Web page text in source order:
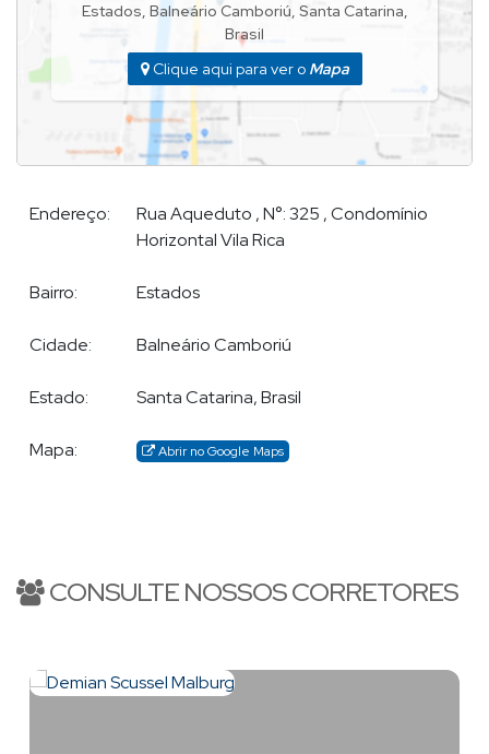
Estados, Balneário Camboriú, Santa Catarina,
Brasil
Clique aqui para ver o Mapa
Endereço: Rua Aqueduto ,N°:325 ,Condomínio
Horizontal Vila Rica
Bairro: Estados
Cidade: Balneário Camboriú
Estado: Santa Catarina, Brasil
Mapa: Abrir no Google Maps
CONSULTE NOSSOS CORRETORES